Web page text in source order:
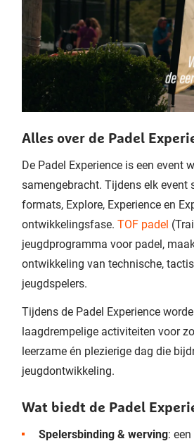
Alles over de Padel
De Padel Experience is een event
samengebracht. Tijdens elk event
formats, Explore, Experience en
ontwikkelingsfase. TOF padel
jeugdprogramma voor padel,
ontwikkeling van technische,
jeugdspelers.
Tijdens de Padel Experience
laagdrempelige activiteiten voor
leerzame én plezierige dag die
jeugdontwikkeling.
Wat biedt de Padel
Spelersbinding & werving: